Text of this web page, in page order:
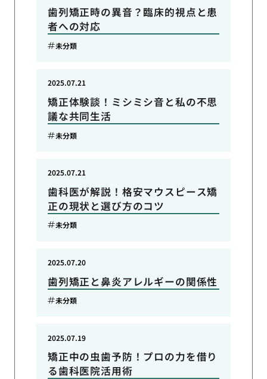
歯列矯正時の異音？臨床的視点と患
者への対応
未分類
矯正体験談！ミシミシ音と私の不思
議な共同生活
2025.07.21
未分類
歯科医が解説！格安マウスピース矯
正の現状と選び方のコツ
2025.07.21
未分類
歯列矯正と鼻炎アレルギーの関係性
2025.07.20
未分類
矯正中の虫歯予防！プロの力を借り
る歯科医院活用術
2025.07.19